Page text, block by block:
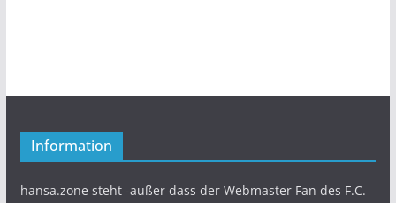
Information
hansa.zone steht -außer dass der Webmaster Fan des F.C.